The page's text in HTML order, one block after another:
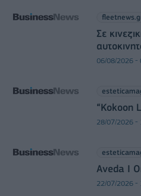
Σε
06/08/2026 -
“Kokoon
28/07/2026 -
Aveda I
22/07/2026 -